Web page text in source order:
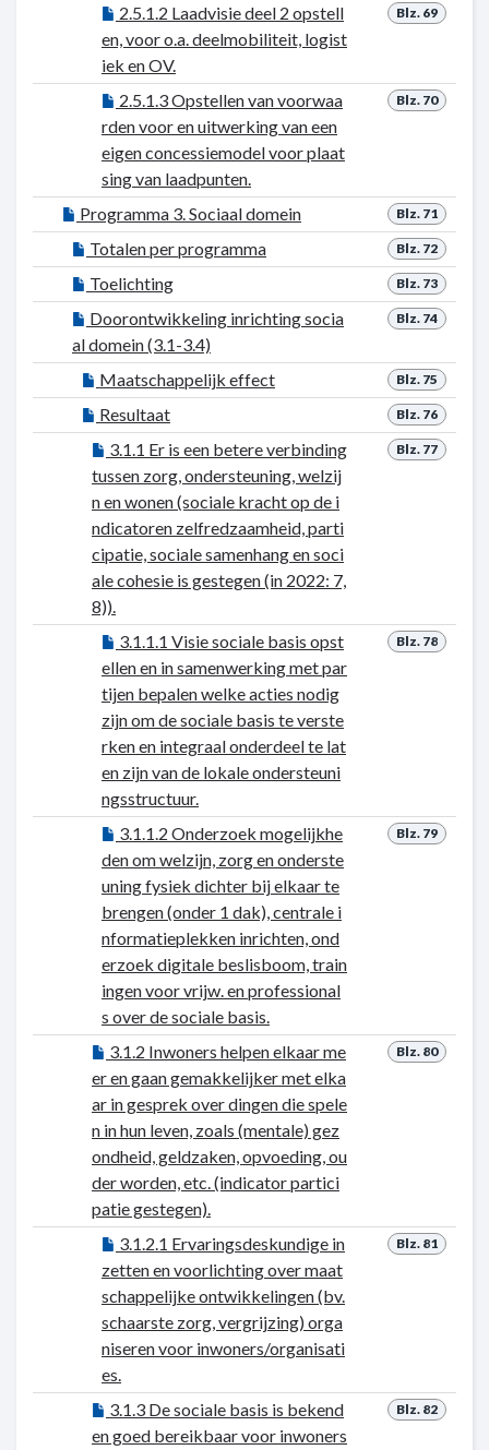
Blz. 69
2.5.1.2 Laadvisie deel 2 opstell
en, voor o.a. deelmobiliteit, logist
iek en OV.
Blz. 70
2.5.1.3 Opstellen van voorwaa
rden voor en uitwerking van een
eigen concessiemodel voor plaat
sing van laadpunten.
Blz. 71
Programma 3. Sociaal domein
Blz. 72
Totalen per programma
Blz. 73
Toelichting
Blz. 74
Doorontwikkeling inrichting socia
al domein (3.1-3.4)
Blz. 75
Maatschappelijk effect
Blz. 76
Resultaat
Blz. 77
3.1.1 Er is een betere verbinding
tussen zorg, ondersteuning, welzij
n en wonen (sociale kracht op de i
ndicatoren zelfredzaamheid, parti
cipatie, sociale samenhang en soci
ale cohesie is gestegen (in 2022: 7,
8)).
Blz. 78
3.1.1.1 Visie sociale basis opst
ellen en in samenwerking met par
tijen bepalen welke acties nodig
zijn om de sociale basis te verste
rken en integraal onderdeel te lat
en zijn van de lokale ondersteuni
ngsstructuur.
Blz. 79
3.1.1.2 Onderzoek mogelijkhe
den om welzijn, zorg en onderste
uning fysiek dichter bij elkaar te
brengen (onder 1 dak), centrale i
nformatieplekken inrichten, ond
erzoek digitale beslisboom, train
ingen voor vrijw. en professional
s over de sociale basis.
Blz. 80
3.1.2 Inwoners helpen elkaar me
er en gaan gemakkelijker met elka
ar in gesprek over dingen die spele
n in hun leven, zoals (mentale) gez
ondheid, geldzaken, opvoeding, ou
der worden, etc. (indicator partici
patie gestegen).
Blz. 81
3.1.2.1 Ervaringsdeskundige in
zetten en voorlichting over maat
schappelijke ontwikkelingen (bv.
schaarste zorg, vergrijzing) orga
niseren voor inwoners/organisati
es.
Blz. 82
3.1.3 De sociale basis is bekend
en goed bereikbaar voor inwoners